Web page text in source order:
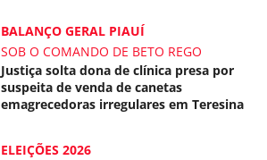
BALANÇO GERAL PIAUÍ
SOB O COMANDO DE BETO REGO
Justiça solta dona de clínica presa por
suspeita de venda de canetas
emagrecedoras irregulares em Teresina
ELEIÇÕES 2026